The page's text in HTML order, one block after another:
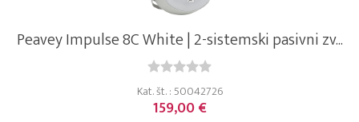
Peavey Impulse 8C White | 2-sistemski pasivni zv...
Kat. št. : 50042726
159,00 €